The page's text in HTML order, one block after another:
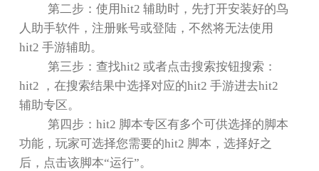
第二步：使用hit2辅助时，先打开安装好的鸟
人助手软件，注册账号或登陆，不然将无法使用
hit2手游辅助。
第三步：查找hit2或者点击搜索按钮搜索：
hit2 ，在搜索结果中选择对应的hit2手游进去hit2
辅助专区。
第四步：hit2 脚本专区有多个可供选择的脚本
功能，玩家可选择您需要的hit2 脚本，选择好之
后，点击该脚本“运行”。